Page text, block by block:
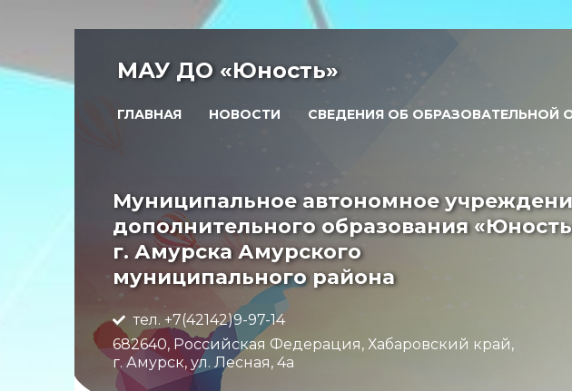
МАУ ДО «Юность»
ГЛАВНАЯ НОВОСТИ СВЕДЕНИЯ ОБ ОБРАЗОВАТЕЛЬНОЙ
Муниципальное автономное
дополнительного образования
г. Амурска Амурского
муниципального района
тел. +7(42142)9-97-14
682640, Российская Федерация, Хабаровский край,
г. Амурск, ул. Лесная, 4а